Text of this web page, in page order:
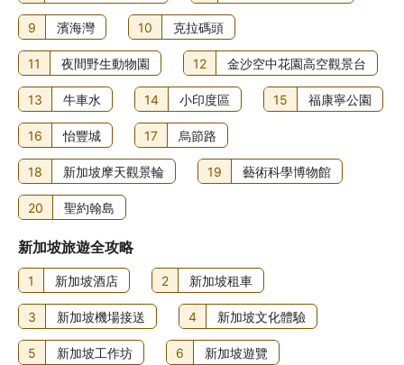
店查詢
寵物政策
不可攜帶寵物
其他費用
自助早餐費用：成人 SGD58，小童 SGD29 (大約金額)
提早入住需額外付費 (視乎供應情況而定)
延遲退房需額外付費 (視乎供應情況而定)
住宿可能尚有其他額外收費。上述收費及按金不包括稅項，
金額亦可能會有所變動。
食物及飲品
你享用多國菜。想留在房中的話，你亦可善用24 小時客房送
9 濱海灣 10 克拉碼頭
11 夜間野生動物園 12 金沙空中花園高空觀景台
13 牛車水 14 小印度區 15 福康寧公園
16 怡豐城 17 烏節路
18 新加坡摩天觀景輪 19 藝術科學博物館
20 聖約翰島
新加坡旅遊全攻略
1 新加坡酒店 2 新加坡租車
3 新加坡機場接送 4 新加坡文化體驗
5 新加坡工作坊 6 新加坡遊覽